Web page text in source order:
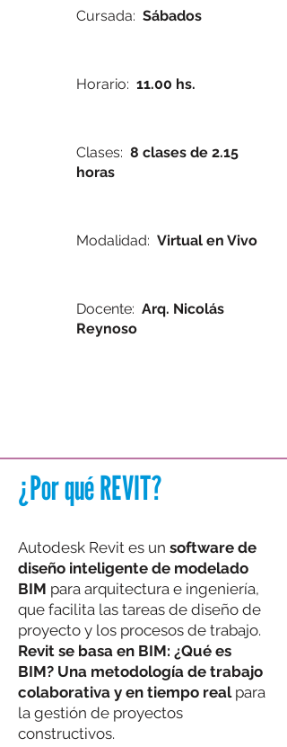
Cursada: Sábados
Horario: 11.00 hs.
Clases: 8 clases de 2.15
horas
Modalidad: Virtual en Vivo
Docente: Arq. Nicolás
Reynoso
¿Por qué REVIT?
Autodesk Revit es un software de
diseño inteligente de modelado
BIM para arquitectura e ingeniería,
que facilita las tareas de diseño de
proyecto y los procesos de trabajo.
Revit se basa en BIM: ¿Qué es
BIM? Una metodología de trabajo
colaborativa y en tiempo realpara
la gestión de proyectos
constructivos.